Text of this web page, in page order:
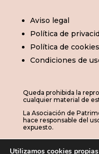
Aviso legal
Política de
Política de cookies
Condiciones de
Queda prohibida la
cualquier material de
La Asociación de
hace responsable del
expuesto.
Utilizamos cookies